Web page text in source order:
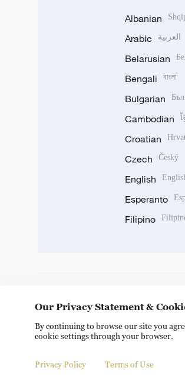
Albanian
Arabic العربية
Belarusian
Bengali বাংলা
Bulgarian
Cambodian ខ្
Croatian
Czech Český
English
Esperanto
Filipino
Copyright © 2024 CGTN. 京ICP备
Our Privacy Statement &
By continuing to browse our site you
cookie settings through your browser.
Privacy Policy Terms of Use